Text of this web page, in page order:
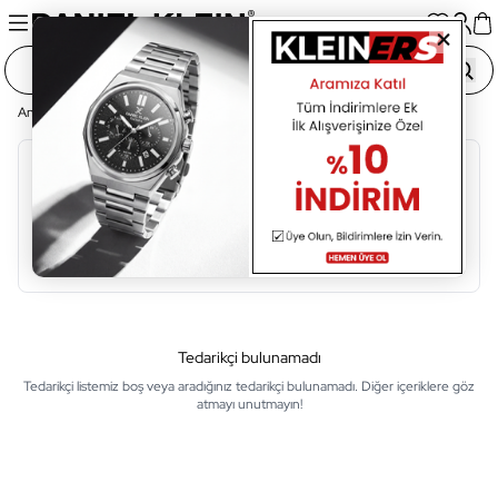
Ana Sayfa Tedarikçi Listesi
Alfabetik Sıralama
A B C F G H I
Tedarikçi bulunamadı
Tedarikçi listemiz boş veya aradığınız tedarikçi bulunamadı. Diğer içeriklere göz
atmayı unutmayın!